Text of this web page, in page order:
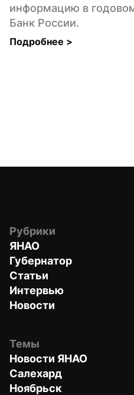
информацию в
Банк России.
Подробнее >
Рубрики
ЯНАО
Губернатор
Статьи
Интервью
Новости
Темы
Новости ЯНАО
Салехард
Ноябрьск